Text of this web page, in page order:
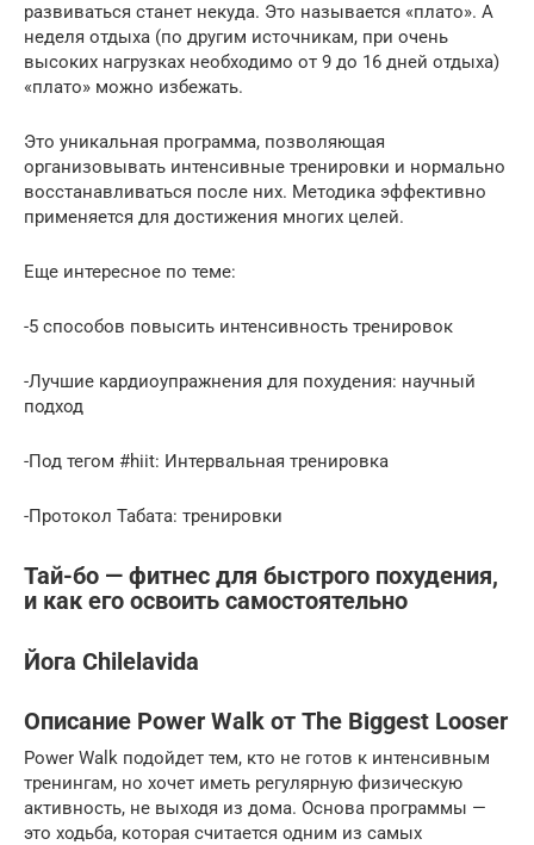
развиваться станет некуда. Это называется «плато». А
неделя отдыха (по другим источникам, при очень
высоких нагрузках необходимо от 9 до 16 дней отдыха)
«плато» можно избежать.
Это уникальная программа, позволяющая
организовывать интенсивные тренировки и нормально
восстанавливаться после них. Методика эффективно
применяется для достижения многих целей.
Еще интересное по теме:
-5 способов повысить интенсивность тренировок
-Лучшие кардиоупражнения для похудения: научный
подход
-Под тегом #hiit: Интервальная тренировка
-Протокол Табата: тренировки
Тай-бо — фитнес для быстрого похудения,
и как его освоить самостоятельно
Йога Chilelavida
Описание Power Walk от The Biggest Looser
Power Walk подойдет тем, кто не готов к интенсивным
тренингам, но хочет иметь регулярную физическую
активность, не выходя из дома. Основа программы —
это ходьба, которая считается одним из самых